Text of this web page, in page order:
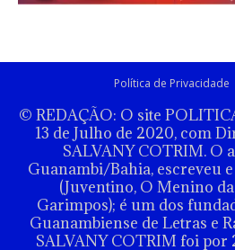
Política de Privacidade
© REDAÇÃO: O site
13 de Julho de 2020, com
SALVANY COTRIM. O
Guanambi/Bahia, escreveu
(Juventino, O Menino da
Garimpos); é um dos
Guanambiense de Letras e
SALVANY COTRIM foi por